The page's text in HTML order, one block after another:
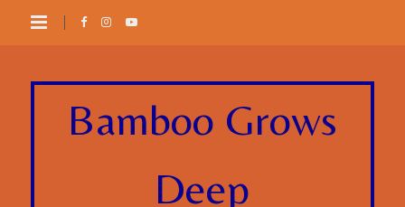
Bamboo Grows
Deep